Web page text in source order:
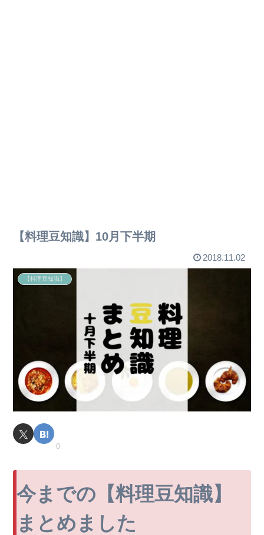
【料理豆知識】10月下半期
2018.11.02
【料理豆知識】
0
今までの【料理豆知識】
まとめました